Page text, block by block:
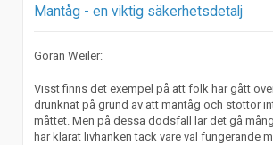
Mantåg - en viktig säkerhetsdetalj
Göran Weiler:
Visst finns det exempel på att folk har gått
drunknat på grund av att mantåg och stöttor
måttet. Men på dessa dödsfall lär det gå
har klarat livhanken tack vare väl fungerande